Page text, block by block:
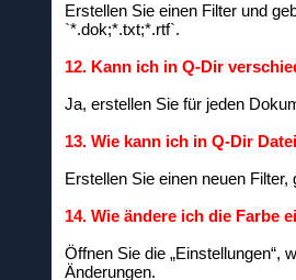
Erstellen Sie einen Filter und
`*.dok;*.txt;*.rtf`.
12. Kann ich in Q-Dir
Ja, erstellen Sie für jeden
13. Wie kann ich in Q-Dir
Erstellen Sie einen neuen
14. Wie ändere ich die Farbe
Öffnen Sie die „Einstellungen“,
Änderungen.